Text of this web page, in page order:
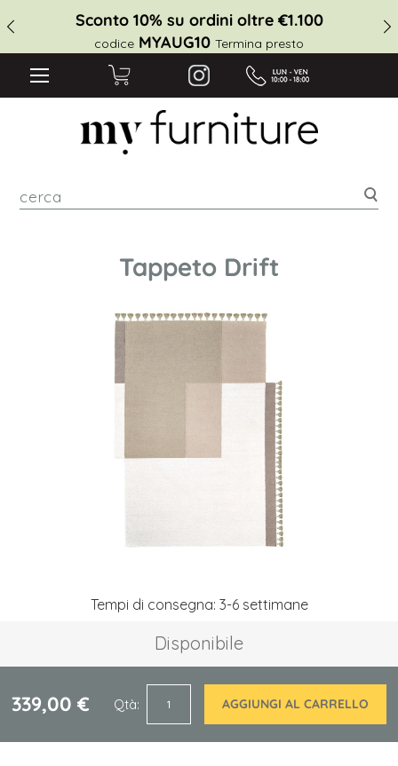
Sconto 10% su ordini oltre €1.100
codice MYAUG10 Termina presto
Tappeto Drift
Tempi di consegna: 3-6 settimane
Disponibile
339,00 € Qtà AGGIUNGI AL CARRELLO